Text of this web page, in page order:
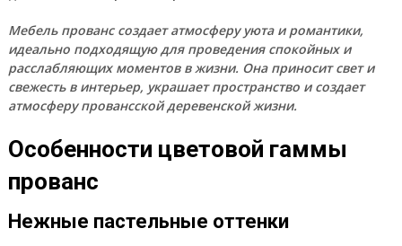
Мебель прованс создает атмосферу уюта и романтики,
идеально подходящую для проведения спокойных и
расслабляющих моментов в жизни. Она приносит свет и
свежесть в интерьер, украшает пространство и создает
атмосферу провансской деревенской жизни.
Особенности цветовой гаммы
прованс
Нежные пастельные оттенки